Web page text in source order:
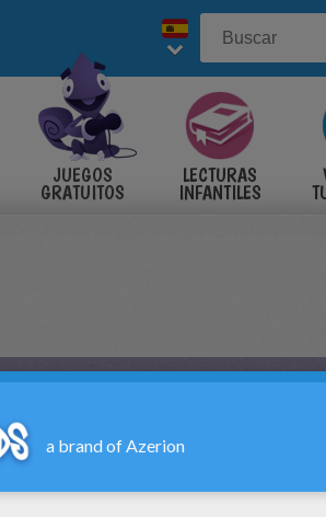
JUEGOS
GRATUITOS
LECTURAS
INFANTILES